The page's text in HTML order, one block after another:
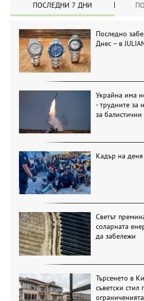
ПОСЛЕДНИ 7 ДНИ
Последно
Днес – в
Украйна има
- трудните за
за балистични
Кадър на деня
Светът
соларната
да забележи
Търсенето в
съветски стил